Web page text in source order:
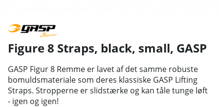
Figure 8 Straps, black, small, GASP
GASP Figur 8 Remme er lavet af det samme robuste
bomuldsmateriale som deres klassiske GASP Lifting
Straps. Stropperne er slidstærke og kan tåle tunge løft
- igen og igen!